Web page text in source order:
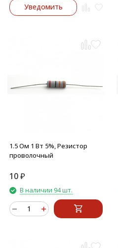
Уведомить
1.5 Ом 1 Вт 5%, Резистор
проволочный
10₽
В наличии 94 шт.